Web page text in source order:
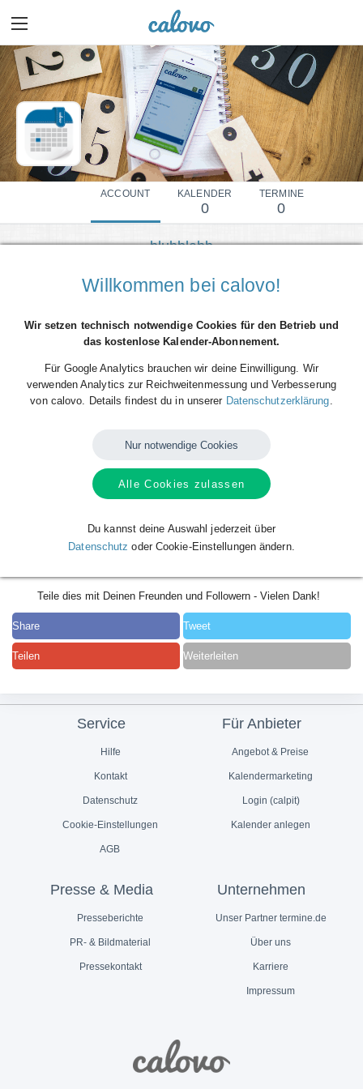
ACCOUNT KALENDER
0
TERMINE
0
blubblabb
Mehr Details einblenden
Teile dies mit Deinen Freunden und Followern - Vielen Dank!
Share Tweet
Teilen Weiterleiten
Service
Hilfe
Kontakt
Datenschutz
Cookie-Einstellungen
AGB
Für Anbieter
Angebot & Preise
Kalendermarketing
Login (calpit)
Kalender anlegen
Presse & Media
Presseberichte
PR- & Bildmaterial
Pressekontakt
Unternehmen
Unser Partner termine.de
Über uns
Karriere
Impressum
Willkommen bei calovo!
Wir setzen technisch notwendige Cookies für den Betrieb und
das kostenlose Kalender-Abonnement.
Für Google Analytics brauchen wir deine Einwilligung. Wir
verwenden Analytics zur Reichweitenmessung und Verbesserung
von calovo. Details findest du in unserer Datenschutzerklärung
Nur notwendige Cookies
Alle Cookies zulassen
Du kannst deine Auswahl jederzeit über
Datenschutz oder Cookie-Einstellungen ändern.